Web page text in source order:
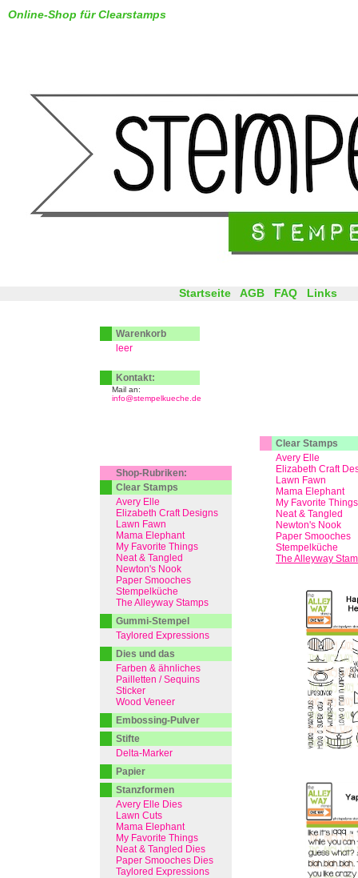
Online-Shop für Clearstamps
Clear Stamps
Avery Elle
Elizabeth Craft
Lawn Fawn
Mama Elephant
My Favorite Things
Neat & Tangled
Newton's Nook
Paper Smooches
Stempelküche
The Alleyway
Startseite AGB FAQ Links
Warenkorb
leer
Kontakt:
Mail an:
info@stempelkueche.de
Shop-Rubriken:
Clear Stamps
Avery Elle
Elizabeth Craft Designs
Lawn Fawn
Mama Elephant
My Favorite Things
Neat & Tangled
Newton's Nook
Paper Smooches
Stempelküche
The Alleyway Stamps
Gummi-Stempel
Taylored Expressions
Dies und das
Farben & ähnliches
Pailletten / Sequins
Sticker
Wood Veneer
Embossing-Pulver
Stifte
Delta-Marker
Papier
Stanzformen
Avery Elle Dies
Lawn Cuts
Mama Elephant
My Favorite Things
Neat & Tangled Dies
Paper Smooches Dies
Taylored Expressions